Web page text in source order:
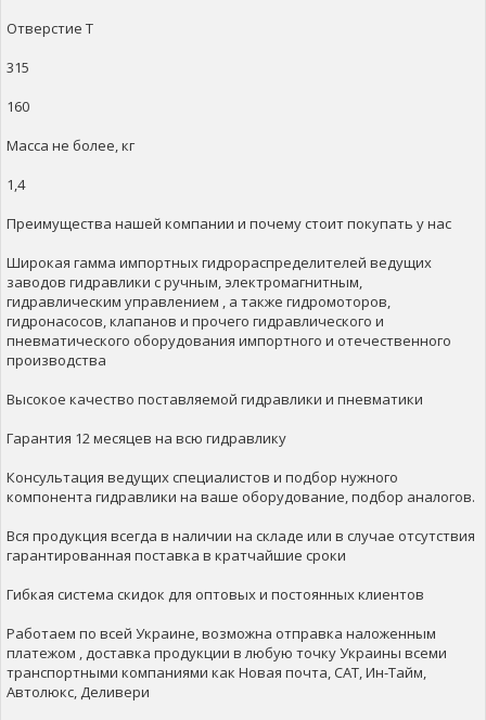
Отверстие Т
315
160
Масса не более, кг
1,4
Преимущества нашей компании и почему стоит покупать у нас
Широкая гамма импортных гидрораспределителей ведущих
заводов гидравлики с ручным, электромагнитным,
гидравлическим управлением , а также гидромоторов,
гидронасосов, клапанов и прочего гидравлического и
пневматического оборудования импортного и отечественного
производства
Высокое качество поставляемой гидравлики и пневматики
Гарантия 12 месяцев на всю гидравлику
Консультация ведущих специалистов и подбор нужного
компонента гидравлики на ваше оборудование, подбор аналогов.
Вся продукция всегда в наличии на складе или в случае отсутствия
гарантированная поставка в кратчайшие сроки
Гибкая система скидок для оптовых и постоянных клиентов
Работаем по всей Украине, возможна отправка наложенным
платежом , доставка продукции в любую точку Украины всеми
транспортными компаниями как Новая почта, САТ, Ин-Тайм,
Автолюкс, Деливери